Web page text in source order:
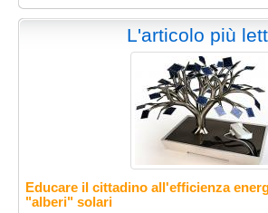
L'articolo più
Educare il cittadino all'efficienza
"alberi" solari